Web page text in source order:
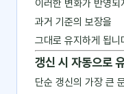
이러한 변화가 반영되
과거 기준의 보장을
그대로 유지하게 됩니
갱신 시 자동으로
단순 갱신의 가장 큰